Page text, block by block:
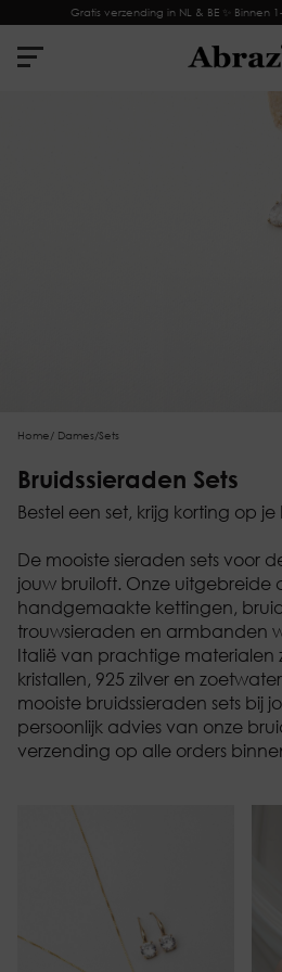
Gratis verzending in NL & BE ✨
Home/ Dames/Sets
Bruidssieraden Sets
Bestel een set, krijg korting op je
De mooiste sieraden sets voor
jouw bruiloft. Onze uitgebreide
handgemaakte kettingen,
trouwsieraden en armbanden
Italië van prachtige materialen
kristallen, 925 zilver en
mooiste bruidssieraden sets bij
persoonlijk advies van onze
verzending op alle orders